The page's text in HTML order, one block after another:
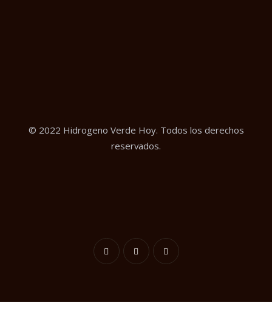
© 2022 Hidrogeno Verde Hoy. Todos los derechos
reservados.